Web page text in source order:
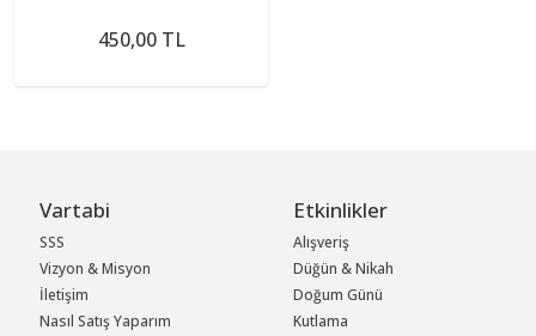
450,00 TL
Vartabi
SSS
Vizyon & Misyon
İletişim
Nasıl Satış Yaparım
Etkinlikler
Alışveriş
Düğün & Nikah
Doğum Günü
Kutlama